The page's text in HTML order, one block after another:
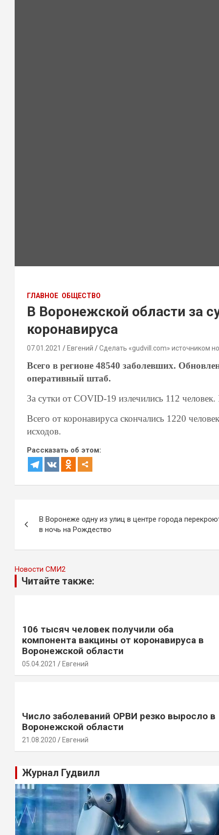
ГЛАВНОЕ ОБЩЕСТВО
В Воронежской области за
коронавируса
07.01.2021 Евгений Сделать «gudvill.com» источником
Всего в регионе 48540 заболевших.
оперативный штаб.
За сутки от COVID-19 излечились 112
Всего от коронавируса скончались 1220
исходов.
Рассказать об этом:
по
записям
В Воронеже одну из улиц в центре города
в ночь на Рождество
Новости СМИ2
Читайте также:
106 тысяч человек получили оба
компонента вакцины от коронавируса в
Воронежской области
05.04.2021 Евгений
Число заболеваний ОРВИ резко выросло в
Воронежской области
21.08.2020 Евгений
Журнал Гудвилл